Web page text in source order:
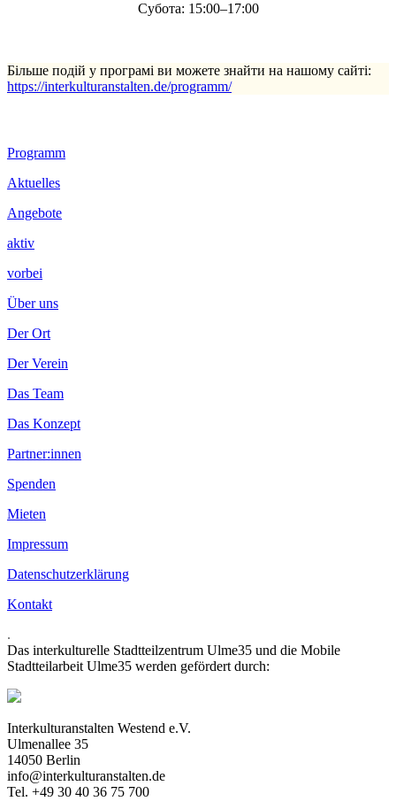
Субота: 15:00–17:00
Більше подій у програмі ви можете знайти на нашому сайті:
https://interkulturanstalten.de/programm/
Footer
Inhalt
Programm
Aktuelles
Angebote
aktiv
vorbei
Über uns
Der Ort
Der Verein
Das Team
Das Konzept
Partner:innen
Spenden
Mieten
Impressum
Datenschutzerklärung
Kontakt
.
Das interkulturelle Stadtteilzentrum Ulme35 und die Mobile
Stadtteilarbeit Ulme35 werden gefördert durch:
Interkulturanstalten Westend e.V.
Ulmenallee 35
14050 Berlin
info@interkulturanstalten.de
Tel. +49 30 40 36 75 700